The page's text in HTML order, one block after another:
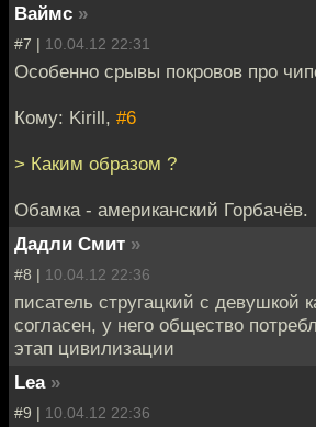
Ваймс »
#7 | 10.04.12 22:31
Особенно срывы покровов про
Кому: Kirill, #6
> Каким образом ?
Обамка - американский Горбачёв.
Дадли Смит »
#8 | 10.04.12 22:36
писатель стругацкий с девушкой
согласен, у него общество
этап цивилизации
Lea »
#9 | 10.04.12 22:36